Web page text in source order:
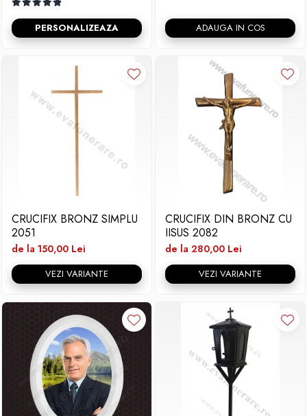
PERSONALIZEAZA ADAUGA IN COS
CRUCIFIX BRONZ SIMPLU
2051
de la 150,00 Lei
VEZI VARIANTE
CRUCIFIX DIN BRONZ CU
IISUS 2082
de la 280,00 Lei
VEZI VARIANTE